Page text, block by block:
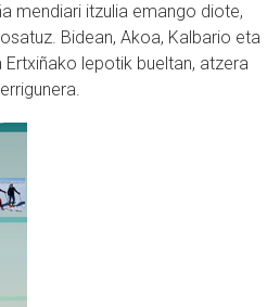
mendiari itzulia emango diote,
Bidean, Akoa, Kalbario eta
lepotik bueltan, atzera